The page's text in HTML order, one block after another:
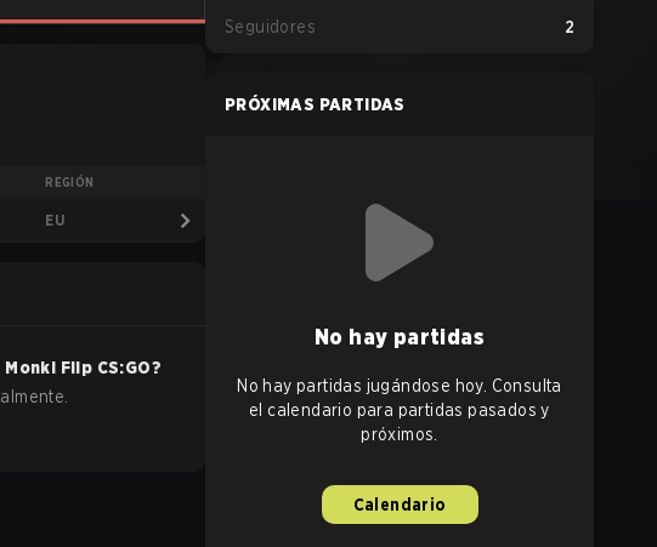
REGIÓN
EU
Monki Flip CS:GO?
Seguidores 2
PRÓXIMAS PARTIDAS
No hay partidas
No hay partidas jugándose hoy. Consulta
el calendario para partidas pasados y
próximos.
Calendario